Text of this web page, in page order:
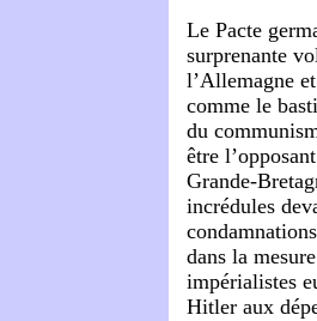
Le Pacte
surprenante
l’Allemagne
comme le
du
être
Grande-
incrédules
dans la
impérialistes
Hitler aux